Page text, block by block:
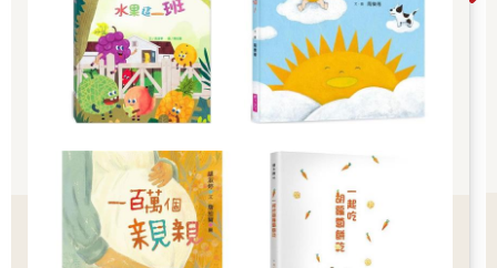
元電子禮券 👉全站商品滿1200回饋4%金幣